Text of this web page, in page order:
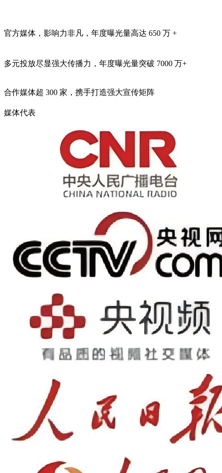
官方媒体，影响力非凡，年度曝光量高达 650 万 +
多元投放尽显强大传播力，年度曝光量突破 7000 万+
合作媒体超 300 家 ，携手打造强大宣传矩阵
媒体代表